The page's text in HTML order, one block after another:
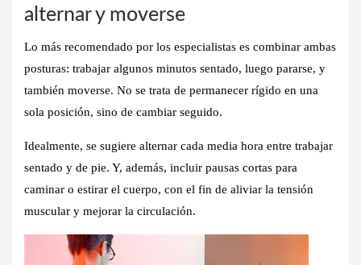
alternar y moverse
Lo más recomendado por los especialistas es combinar ambas
posturas: trabajar algunos minutos sentado, luego pararse, y
también moverse. No se trata de permanecer rígido en una
sola posición, sino de cambiar seguido.
Idealmente, se sugiere alternar cada media hora entre trabajar
sentado y de pie. Y, además, incluir pausas cortas para
caminar o estirar el cuerpo, con el fin de aliviar la tensión
muscular y mejorar la circulación.